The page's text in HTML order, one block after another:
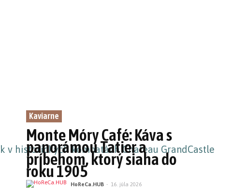
Kaviarne
Monte Móry Café: Káva s
panorámou Tatier a
príbehom, ktorý siaha do
roku 1905
HoReCa.HUB - 16. júla 2026